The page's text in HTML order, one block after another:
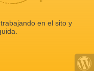
en el sito y